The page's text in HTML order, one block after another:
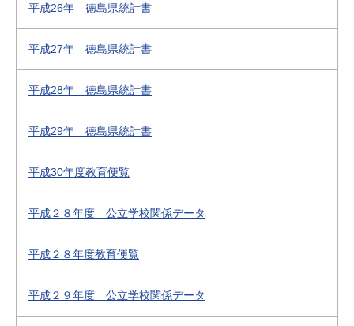
平成26年 徳島県統計書
平成27年 徳島県統計書
平成28年 徳島県統計書
平成29年 徳島県統計書
平成30年度教育便覧
平成２８年度 公立学校関係データ
平成２８年度教育便覧
平成２９年度 公立学校関係データ